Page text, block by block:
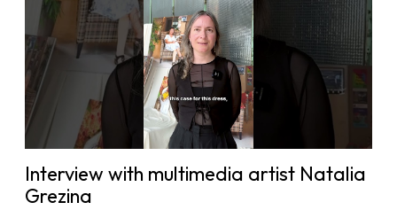
Interview with multimedia artist Natalia
Grezina